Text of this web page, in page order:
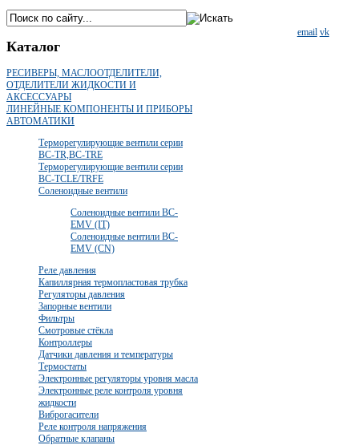
email vk
Каталог
РЕСИВЕРЫ, МАСЛООТДЕЛИТЕЛИ,
ОТДЕЛИТЕЛИ ЖИДКОСТИ И
АКСЕССУАРЫ
ЛИНЕЙНЫЕ КОМПОНЕНТЫ И ПРИБОРЫ
АВТОМАТИКИ
Терморегулирующие вентили серии
BC-TR,BC-TRE
Терморегулирующие вентили серии
BC-TCLE/TRFE
Соленоидные вентили
Соленоидные вентили BC-
EMV (IT)
Соленоидные вентили BC-
EMV (CN)
Реле давления
Капиллярная термопластовая трубка
Регуляторы давления
Запорные вентили
Фильтры
Смотровые стёкла
Контроллеры
Датчики давления и температуры
Термостаты
Электронные регуляторы уровня масла
Электронные реле контроля уровня
жидкости
Виброгасители
Реле контроля напряжения
Обратные клапаны